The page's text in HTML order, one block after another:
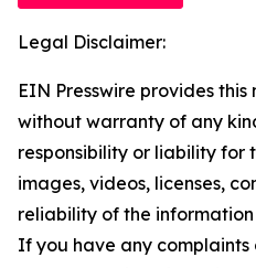
Legal Disclaimer:
EIN Presswire provides this
without warranty of any
responsibility or liability for
images, videos, licenses,
reliability of the
If you have any complaints